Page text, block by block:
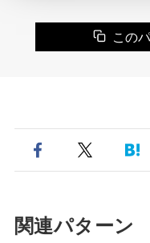
この
関連パターン